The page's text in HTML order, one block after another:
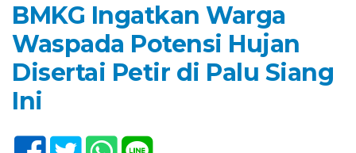
BMKG Ingatkan Warga
Waspada Potensi Hujan
Disertai Petir di Palu Siang
Ini